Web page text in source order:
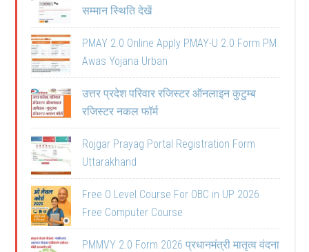
सम्मान स्थिति देखें
PMAY 2.0 Online Apply PMAY-U 2.0 Form PM
Awas Yojana Urban
उत्तर प्रदेश परिवार रजिस्टर ऑनलाइन कुटुम्ब
रजिस्टर नकल फॉर्म
Rojgar Prayag Portal Registration Form
Uttarakhand
Free O Level Course For OBC in UP 2026
Free Computer Course
PMMVY 2.0 Form 2026 प्रधानमंत्री मातृत्व वंदना